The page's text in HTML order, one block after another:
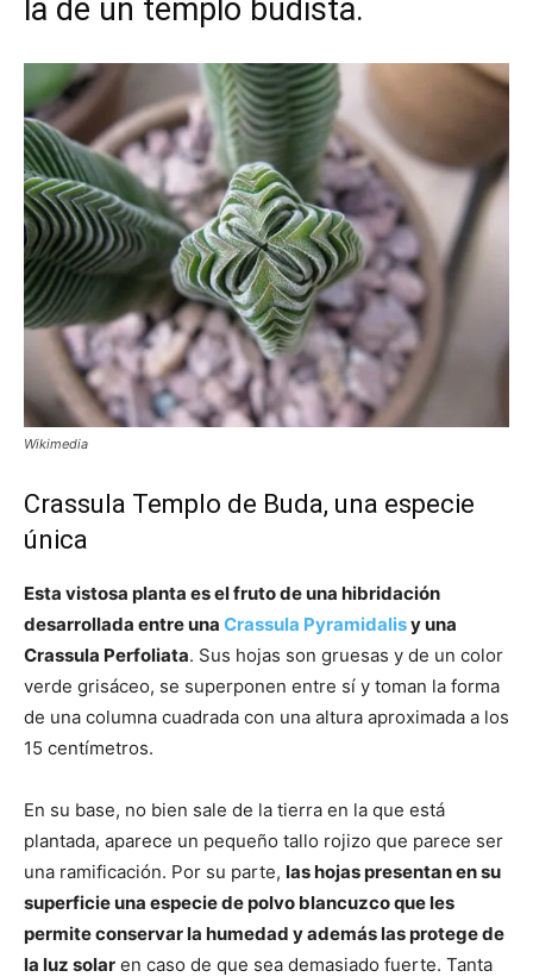
la de un templo budista.
Wikimedia
Crassula Templo de Buda, una especie
única
Esta vistosa planta es el fruto de una hibridación
desarrollada entre una Crassula Pyramidalisy una
Crassula Perfoliata. Sus hojas son gruesas y de un color
verde grisáceo, se superponen entre sí y toman la forma
de una columna cuadrada con una altura aproximada a los
15 centímetros.
En su base, no bien sale de la tierra en la que está
plantada, aparece un pequeño tallo rojizo que parece ser
una ramificación. Por su parte, las hojas presentan en su
superficie una especie de polvo blancuzco que les
permite conservar la humedad y además las protege de
la luz solar en caso de que sea demasiado fuerte. Tanta